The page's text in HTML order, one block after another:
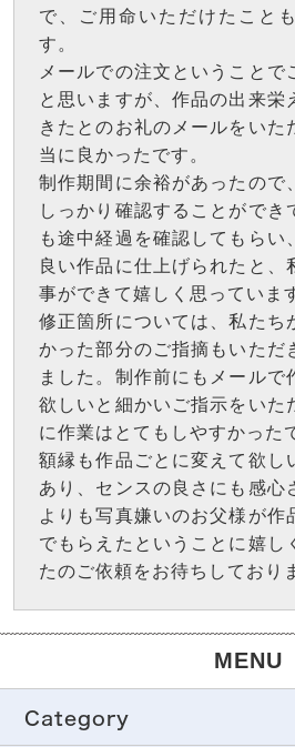
で、ご用命いただけたこと
す。
メールでの注文ということで
と思いますが、作品の出来栄
きたとのお礼のメールをいた
当に良かったです。
制作期間に余裕があったので
しっかり確認することができ
も途中経過を確認してもらい
良い作品に仕上げられたと、
事ができて嬉しく思っていま
修正箇所については、私たち
かった部分のご指摘もいただ
ました。制作前にもメールで
欲しいと細かいご指示をいた
に作業はとてもしやすかった
額縁も作品ごとに変えて欲し
あり、センスの良さにも感心
よりも写真嫌いのお父様が作
でもらえたということに嬉し
たのご依頼をお待ちしており
MENU
Category